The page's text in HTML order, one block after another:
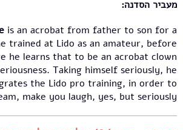
מעביר הסדנה:
is an acrobat from father to son for a
trained at Lido as an amateur, before
he learns that to be an acrobat clown
Taking himself seriously, he
the Lido pro training, in order to
make you laugh, yes, but seriously!